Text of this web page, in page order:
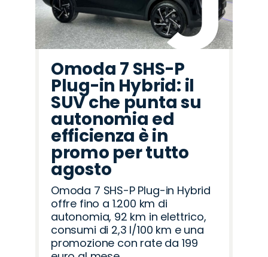
Omoda 7 SHS-P
Plug-in Hybrid: il
SUV che punta su
autonomia ed
efficienza è in
promo per tutto
agosto
Omoda 7 SHS-P Plug-in Hybrid
offre fino a 1.200 km di
autonomia, 92 km in elettrico,
consumi di 2,3 l/100 km e una
promozione con rate da 199